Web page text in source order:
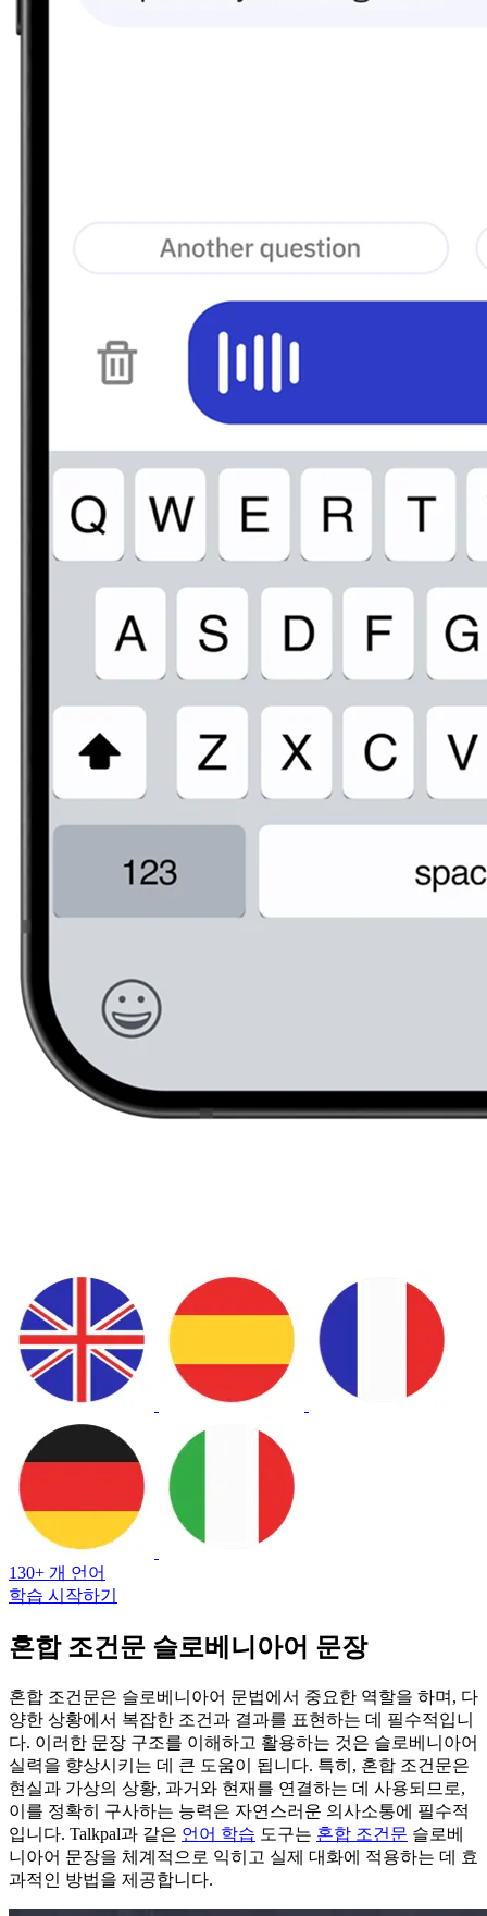
130+ 개 언어
학습 시작하기
혼합 조건문 슬로베니아어 문장
혼합 조건문은 슬로베니아어 문법에서 중요한 역할을 하며, 다
양한 상황에서 복잡한 조건과 결과를 표현하는 데 필수적입니
다. 이러한 문장 구조를 이해하고 활용하는 것은 슬로베니아어
실력을 향상시키는 데 큰 도움이 됩니다. 특히, 혼합 조건문은
현실과 가상의 상황, 과거와 현재를 연결하는 데 사용되므로,
이를 정확히 구사하는 능력은 자연스러운 의사소통에 필수적
입니다. Talkpal과 같은 언어 학습 도구는 혼합 조건문 슬로베
니아어 문장을 체계적으로 익히고 실제 대화에 적용하는 데 효
과적인 방법을 제공합니다.